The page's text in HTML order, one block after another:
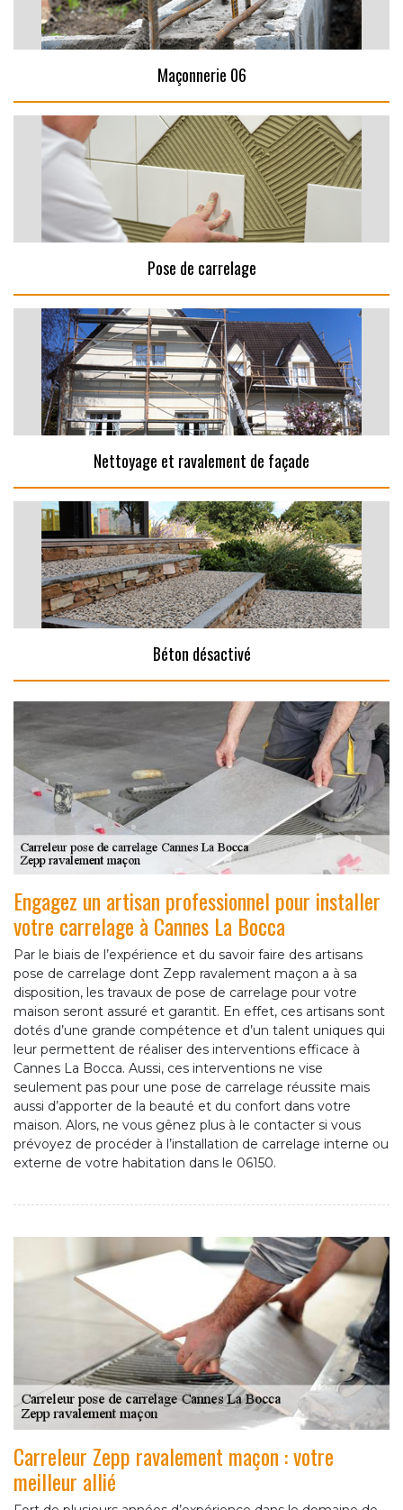
Maçonnerie 06
Pose de carrelage
Nettoyage et ravalement de façade
Béton désactivé
Engagez un artisan professionnel pour installer
votre carrelage à Cannes La Bocca
Par le biais de l’expérience et du savoir faire des artisans
pose de carrelage dont Zepp ravalement maçon a à sa
disposition, les travaux de pose de carrelage pour votre
maison seront assuré et garantit. En effet, ces artisans sont
dotés d’une grande compétence et d’un talent uniques qui
leur permettent de réaliser des interventions efficace à
Cannes La Bocca. Aussi, ces interventions ne vise
seulement pas pour une pose de carrelage réussite mais
aussi d’apporter de la beauté et du confort dans votre
maison. Alors, ne vous gênez plus à le contacter si vous
prévoyez de procéder à l’installation de carrelage interne ou
externe de votre habitation dans le 06150.
Carreleur Zepp ravalement maçon : votre
meilleur allié